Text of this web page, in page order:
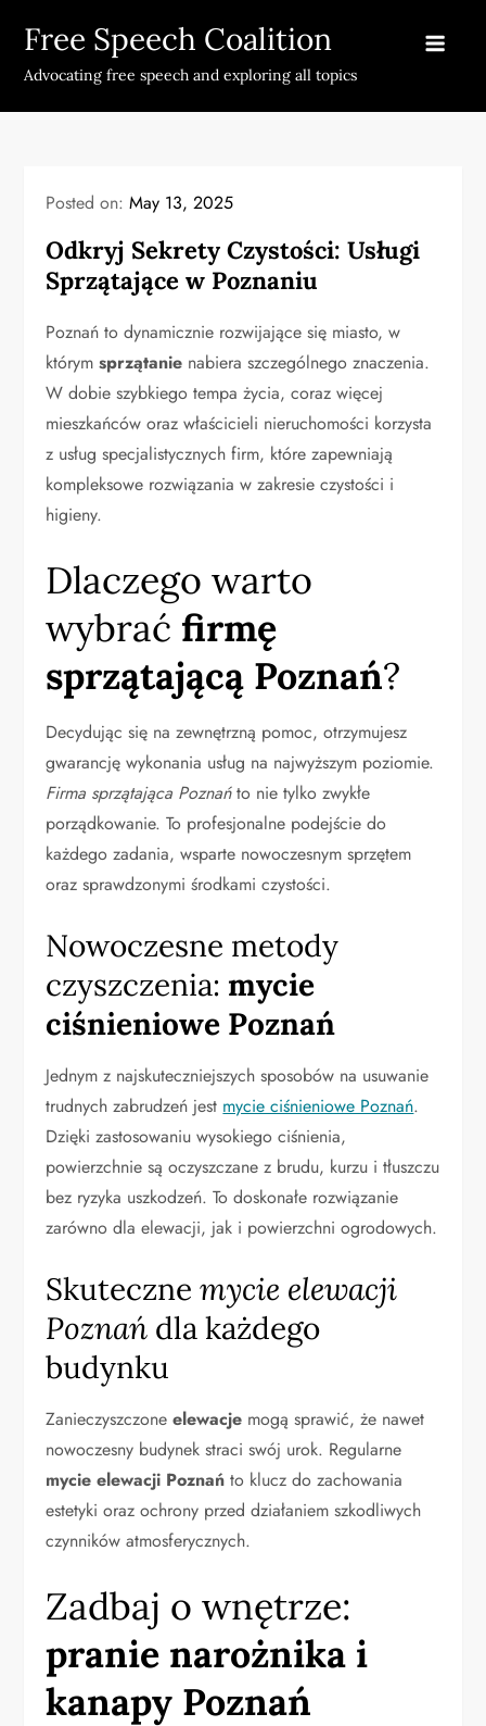
content
Free Speech Coalition
Advocating free speech and exploring all topics
Posted on:May 13, 2025
Odkryj Sekrety Czystości: Usługi
Sprzątające w Poznaniu
Poznań to dynamicznie rozwijające się miasto, w
którymsprzątanie nabiera szczególnego znaczenia.
W dobie szybkiego tempa życia, coraz więcej
mieszkańców oraz właścicieli nieruchomości korzysta
z usług specjalistycznych firm, które zapewniają
kompleksowe rozwiązania w zakresie czystości i
higieny.
Dlaczego warto
wybrać firmę
sprzątającą Poznań?
Decydując się na zewnętrzną pomoc, otrzymujesz
gwarancję wykonania usług na najwyższym poziomie.
Firma sprzątająca Poznańto nie tylko zwykłe
porządkowanie. To profesjonalne podejście do
każdego zadania, wsparte nowoczesnym sprzętem
oraz sprawdzonymi środkami czystości.
Nowoczesne metody
czyszczenia: mycie
ciśnieniowe Poznań
Jednym z najskuteczniejszych sposobów na usuwanie
trudnych zabrudzeń jest mycie ciśnieniowe Poznań.
Dzięki zastosowaniu wysokiego ciśnienia,
powierzchnie są oczyszczane z brudu, kurzu i tłuszczu
bez ryzyka uszkodzeń. To doskonałe rozwiązanie
zarówno dla elewacji, jak i powierzchni ogrodowych.
Skutecznemycie elewacji
Poznań dla każdego
budynku
Zanieczyszczoneelewacje mogą sprawić, że nawet
nowoczesny budynek straci swój urok. Regularne
mycie elewacji Poznań to klucz do zachowania
estetyki oraz ochrony przed działaniem szkodliwych
czynników atmosferycznych.
Zadbaj o wnętrze:
pranie narożnika i
kanapy Poznań